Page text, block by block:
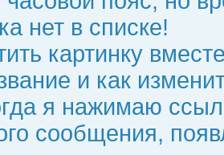
нет в списке!
картинку
и как
я нажимаю
сообщения,